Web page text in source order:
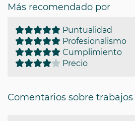
Más recomendado por
Puntualidad
Profesionalismo
Cumplimiento
Precio
Comentarios sobre